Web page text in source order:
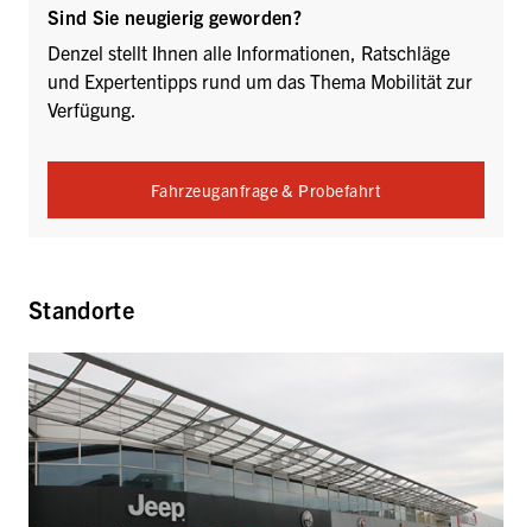
Sind Sie neugierig geworden?
Denzel stellt Ihnen alle Informationen, Ratschläge
und Expertentipps rund um das Thema Mobilität zur
Verfügung.
Fahrzeuganfrage & Probefahrt
Standorte